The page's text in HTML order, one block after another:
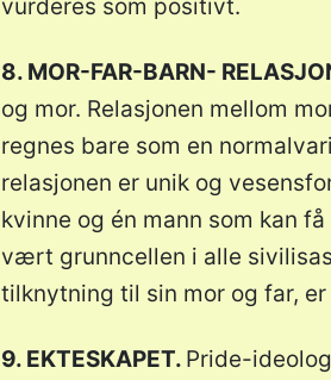
vurderes som positivt.
8. MOR-FAR-BARN-
og mor. Relasjonen mellom
regnes bare som en
relasjonen er unik og
kvinne og én mann som kan
vært grunncellen i alle
tilknytning til sin mor og far,
9. EKTESKAPET. Pride-